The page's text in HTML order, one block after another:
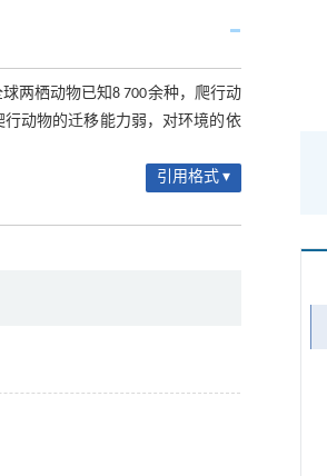
两栖动物已知8 700余种，爬行动
行动物的迁移能力弱，对环境的依
引用格式 ▾